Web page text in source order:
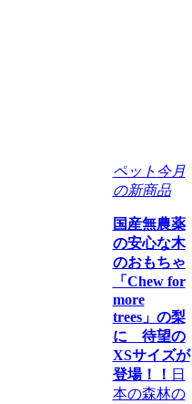
ペット 今月
の新商品
国産無農薬
の安心な木
のおもちゃ
「Chew for
more
trees」の梨
に 待望の
XSサイズが
登場！！ 日
本の森林の